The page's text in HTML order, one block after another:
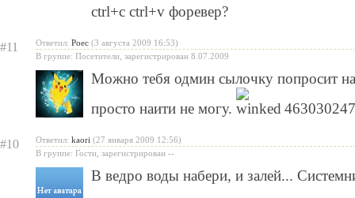
ctrl+c ctrl+v форевер?
#11 Ответил: Poec (3 августа 2009 16:53)
В группе: Посетители, зарегистрирован 8.07.2009
Можно тебя одмин сылочку попросит
просто наити не могу.
#10 Ответил: kaori (27 января 2009 12:56)
В группе: Гости, зарегистрирован --
В ведро воды набери, и залей...